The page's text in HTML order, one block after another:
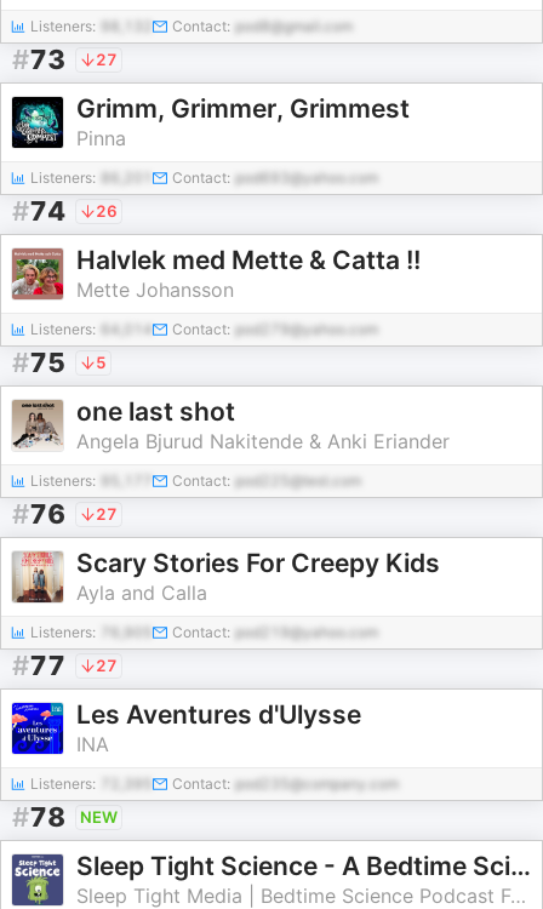
Listeners: Contact: pod8@gmail.com
#73 27
Grimm, Grimmer, Grimmest
Pinna
Listeners: Contact: pod693@yahoo.com
#74 26
Halvlek med Mette & Catta !!
Mette Johansson
Listeners: 64,014 Contact: pod279@yahoo.com
#75 5
one last shot
Angela Bjurud Nakitende & Anki Eriander
Listeners: Contact: pod225@test.com
#76 27
Scary Stories For Creepy Kids
Ayla and Calla
Listeners: Contact: pod219@yahoo.com
#77 27
Les Aventures d'Ulysse
INA
Listeners: Contact: pod235@company.com
#78 NEW
Sleep Tight Science - A Bedtime Science Podcast For Kids
Sleep Tight Media | Bedtime Science Podcast For Kids & Starglow Media